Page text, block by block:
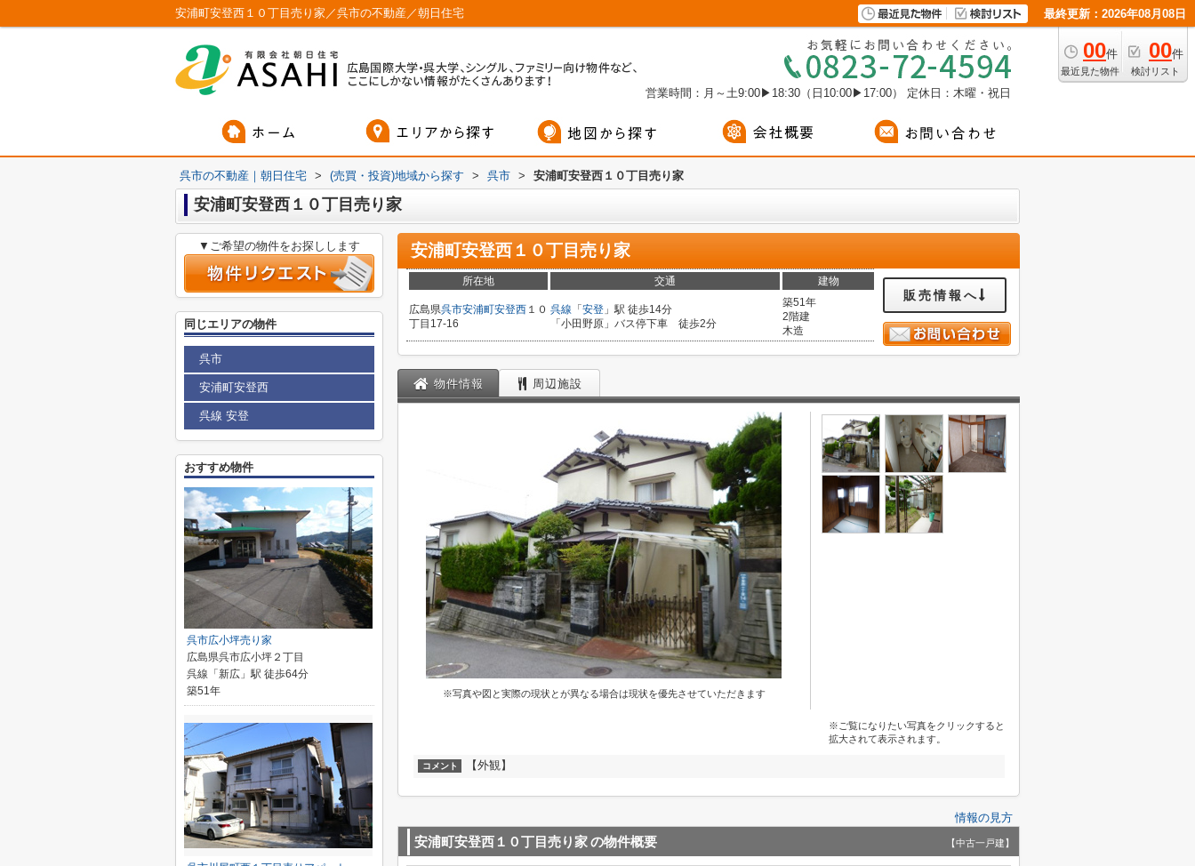
安浦町安登西１０丁目売り家／呉市の不動産／朝日住宅 最終更新：2026年08月08日
00件
最近見た物件
00件
検討リスト
営業時間：月～土9:00▶18:30（日10:00▶17:00） 定休日：木曜・祝日
呉市の不動産｜朝日住宅 > (売買・投資)地域から探す > 呉市 > 安浦町安登西１０丁目売り家
安浦町安登西１０丁目売り家
安浦町安登西１０丁目売り家
所在地 交通 建物
広島県呉市安浦町安登西 １０
丁目17-16
呉線 「 安登 」駅 徒歩14分
「小田野原」バス停下車 徒歩2分
築51年
2階建
木造
販売情報へ
物件情報 周辺施設
※写真や図と実際の現状とが異なる場合は現状を優先させていただきます
※ご覧になりたい写真をクリックすると
拡大されて表示されます。
コメント 【外観】
情報の見方
安浦町安登西１０丁目売り家の物件概要 【中古一戸建】
▼ご希望の物件をお探しします
同じエリアの物件
呉市
安浦町安登西
呉線 安登
おすすめ物件
呉市広小坪売り家
広島県呉市広小坪２丁目
呉線「新広」駅 徒歩64分
築51年